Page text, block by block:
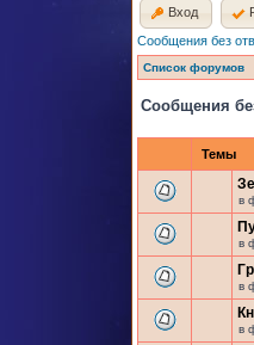
Вход
Сообщения без
Список форумов
Сообщения
Темы
в
в
в
в